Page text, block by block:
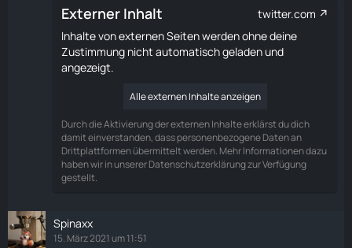
Externer Inhalt
twitter.com
Inhalte von externen Seiten werden ohne deine
Zustimmung nicht automatisch geladen und
angezeigt.
Alle externen Inhalte anzeigen
Durch die Aktivierung der externen Inhalte erklärst du dich
damit einverstanden, dass personenbezogene Daten an
Drittplattformen übermittelt werden. Mehr Informationen dazu
haben wir in unserer Datenschutzerklärung zur Verfügung
gestellt.
Spinaxx
15. März 2021 um 11:51